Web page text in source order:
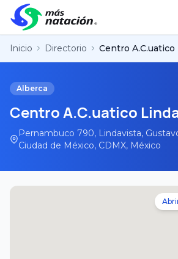
Inicio Directorio
Alberca
Centro A.C.uatico
Pernambuco 790, Lindavista,
Ciudad de México, CDMX, México